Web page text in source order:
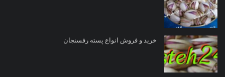
خرید و فروش انواع پسته رفسنجان